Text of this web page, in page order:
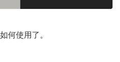
何使用了。